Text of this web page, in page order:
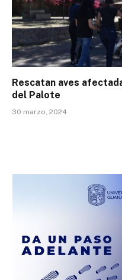
Rescatan aves
del Palote
30 marzo, 2024